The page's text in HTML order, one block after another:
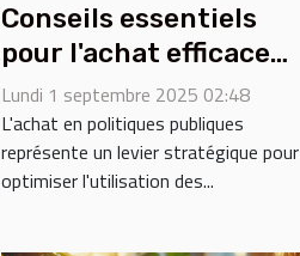
Conseils essentiels
pour l'achat efficace
en politiques
publiques
Lundi 1 septembre 2025 02:48
L'achat en politiques publiques
représente un levier stratégique pour
optimiser l'utilisation des...